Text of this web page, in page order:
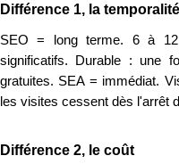
Différence 1, la temporalité
SEO = long terme. 6 à
significatifs. Durable : une
gratuites. SEA = immédiat.
les visites cessent dès l'arrêt
Différence 2, le coût